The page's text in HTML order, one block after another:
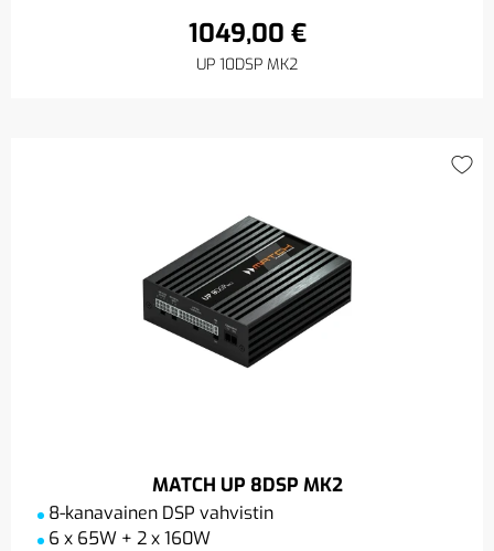
1049,00 €
UP 10DSP MK2
MATCH UP 8DSP MK2
8-kanavainen DSP vahvistin
6 x 65W + 2 x 160W